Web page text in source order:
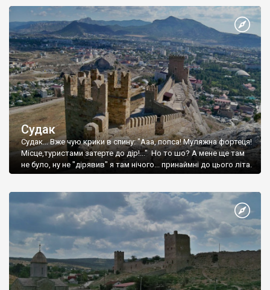
Судак
Судак... Вже чую крики в спину: "Ааа, попса! Муляжна фортеця!
Місце,туристами затерте до дір!..." Но то шо? А мене ще там
не було, ну не "дірявив" я там нічого... принаймні до цього літа.